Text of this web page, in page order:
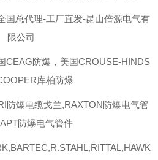
国总代理-工厂直发-昆山倍源电气有
限公司
CEAG防爆，美国CROUSE-HINDS
库柏防爆
防爆电缆戈兰,RAXTON防爆电气管
防爆电气管件